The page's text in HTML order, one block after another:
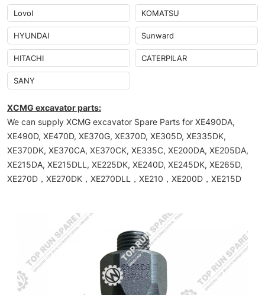
Lovol KOMATSU
HYUNDAI Sunward
HITACHI CATERPILAR
SANY
XCMG excavator parts:
We can supply XCMG excavator Spare Parts for XE490DA,
XE490D, XE470D, XE370G, XE370D, XE305D, XE335DK,
XE370DK, XE370CA, XE370CK, XE335C, XE200DA, XE205DA,
XE215DA, XE215DLL, XE225DK, XE240D, XE245DK, XE265D,
XE270D，XE270DK，XE270DLL，XE210，XE200D，XE215D